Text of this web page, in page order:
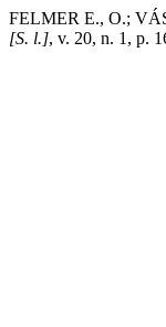
FELMER E., O.;
[S. l.], v. 20, n. 1, p.